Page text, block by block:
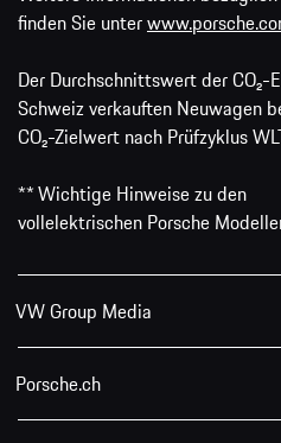
finden Sie unter
Der Durchschnittswert der CO₂-
Schweiz verkauften Neuwagen
CO₂-Zielwert nach Prüfzyklus
** Wichtige Hinweise zu den
vollelektrischen Porsche
VW Group Media
Porsche.ch